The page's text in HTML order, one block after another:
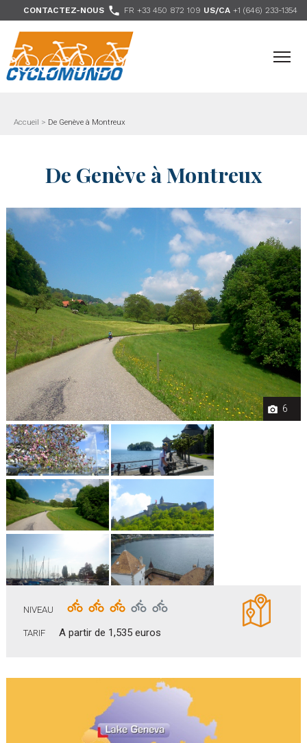
CONTACTEZ-NOUS  FR +33 450 872 109 US/CA +1 (646) 233-1354
Accueil > De Genève à Montreux
De Genève à Montreux
6
NIVEAU
TARIF A partir de 1,535 euros